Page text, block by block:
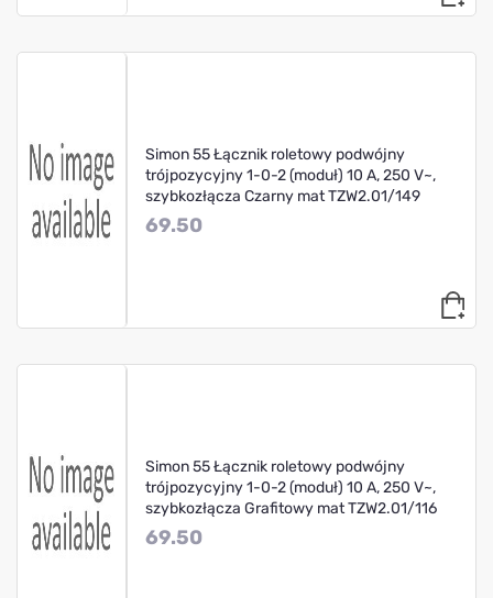
Simon 55 Łącznik roletowy podwójny
trójpozycyjny 1-0-2 (moduł) 10 A, 250 V~,
szybkozłącza Czarny mat TZW2.01/149
69.50
Simon 55 Łącznik roletowy podwójny
trójpozycyjny 1-0-2 (moduł) 10 A, 250 V~,
szybkozłącza Grafitowy mat TZW2.01/116
69.50